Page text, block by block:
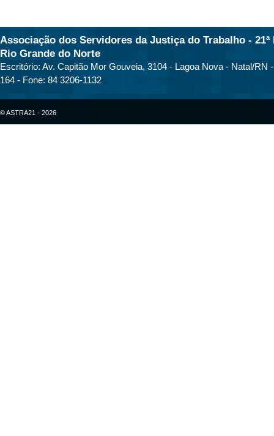
Associação dos Servidores da Justiça do Trabalho - 21ª
Rio Grande do Norte
Escritório: Av. Capitão Mor Gouveia, 3104 - Lagoa Nova - Natal/RN
164 - Fone: 84 3206-1132
© ASTRA21 - 2026